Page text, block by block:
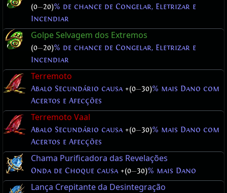
(0—20)% de chance de Congelar, Eletrizar e
Incendiar
Golpe Selvagem dos Extremos
(0—20)% de chance de Congelar, Eletrizar e
Incendiar
Terremoto
Abalo Secundário causa +(0—30)% mais Dano com
Acertos e Afecções
Terremoto Vaal
Abalo Secundário causa +(0—30)% mais Dano com
Acertos e Afecções
Chama Purificadora das Revelações
Onda de Choque causa +(0—30)% mais Dano
Lança Crepitante da Desintegração